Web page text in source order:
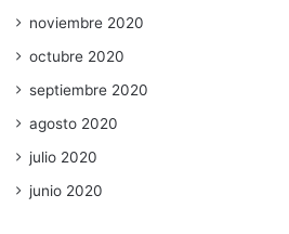
noviembre 2020
octubre 2020
septiembre 2020
agosto 2020
julio 2020
junio 2020